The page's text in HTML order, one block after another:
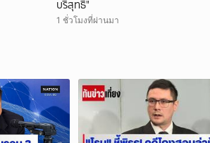
บริสุทธิ์"
1 ชั่วโมงที่ผ่านมา